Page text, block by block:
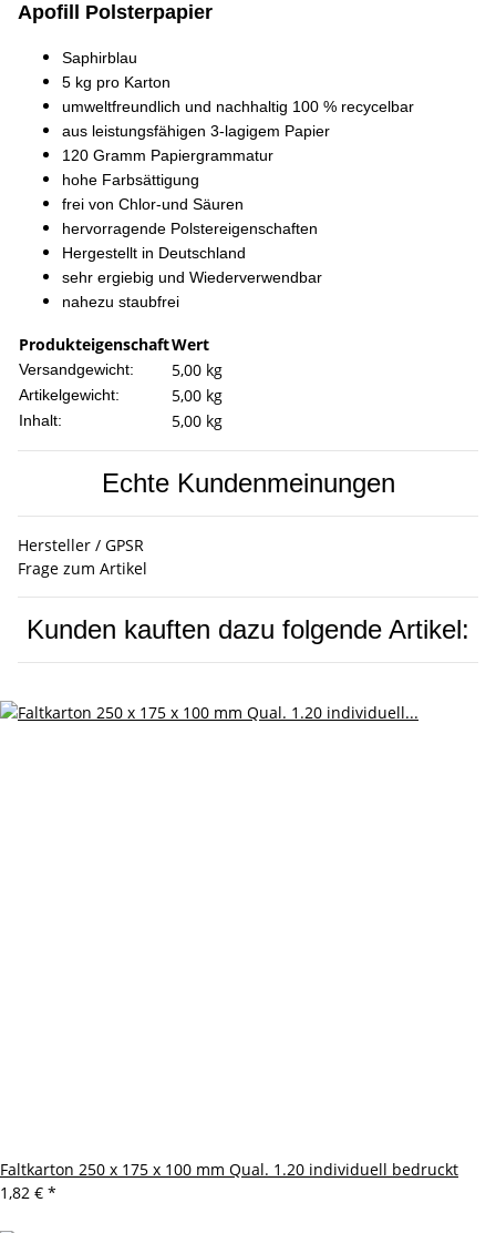
Apofill Polsterpapier
Saphirblau
5 kg pro Karton
umweltfreundlich und nachhaltig 100 % recycelbar
aus leistungsfähigen 3-lagigem Papier
120 Gramm Papiergrammatur
hohe Farbsättigung
frei von Chlor-und Säuren
hervorragende Polstereigenschaften
Hergestellt in Deutschland
sehr ergiebig und Wiederverwendbar
nahezu staubfrei
ProdukteigenschaftWert
Versandgewicht: 5,00 kg
Artikelgewicht: 5,00 kg
Inhalt: 5,00 kg
Echte Kundenmeinungen
Hersteller / GPSR
Frage zum Artikel
Kunden kauften dazu folgende Artikel:
Faltkarton 250 x 175 x 100 mm Qual. 1.20 individuell bedruckt
1,82 € *